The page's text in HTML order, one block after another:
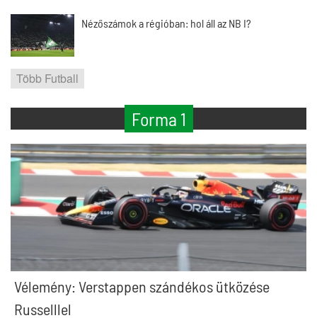
Nézőszámok a régióban: hol áll az NB I?
Több Futball
Forma 1
Vélemény: Verstappen szándékos ütközése
Russelllel